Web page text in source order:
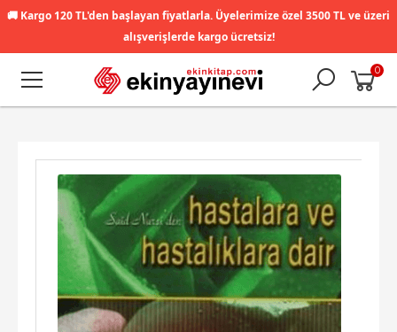
🚚 Kargo 120 TL'den başlayan fiyatlarla. Üyelerimize özel 3500 TL ve üzeri
alışverişlerde kargo ücretsiz!
0